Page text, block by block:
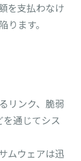
を支払わなけ
ます。
リンク、脆弱
通じてシス
ムウェアは迅